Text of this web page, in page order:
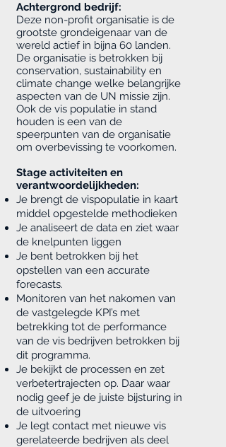
Achtergrond bedrijf:
Deze non-profit organisatie is de
grootste grondeigenaar van de
wereld actief in bijna 60 landen.
De organisatie is betrokken bij
conservation, sustainability en
climate change welke belangrijke
aspecten van de UN missie zijn.
Ook de vis populatie in stand
houden is een van de
speerpunten van de organisatie
om overbevissing te voorkomen.
Stage activiteiten en
verantwoordelijkheden:
Je brengt de vispopulatie in kaart
middel opgestelde methodieken
Je analiseert de data en ziet waar
de knelpunten liggen
Je bent betrokken bij het
opstellen van een accurate
forecasts.
Monitoren van het nakomen van
de vastgelegde KPI’s met
betrekking tot de performance
van de vis bedrijven betrokken bij
dit programma.
Je bekijkt de processen en zet
verbetertrajecten op. Daar waar
nodig geef je de juiste bijsturing in
de uitvoering
Je legt contact met nieuwe vis
gerelateerde bedrijven als deel